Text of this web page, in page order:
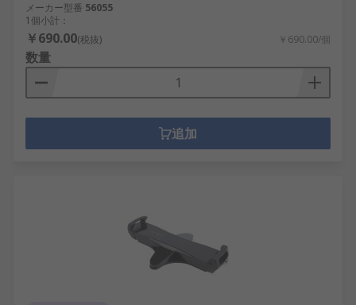
メーカー型番 56055
1個小計：
￥690.00(税抜) ￥690.00/個
数量
追加